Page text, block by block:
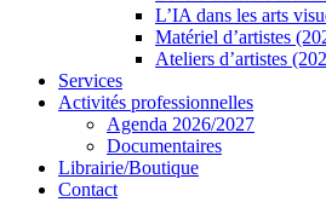
L’IA dans les arts
Matériel d’artistes
Ateliers d’artistes
Services
Activités professionnelles
Agenda 2026/2027
Documentaires
Librairie/Boutique
Contact